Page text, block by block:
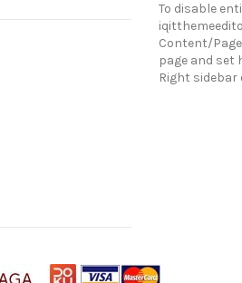
To disable
Content/
page and set
Right sidebar